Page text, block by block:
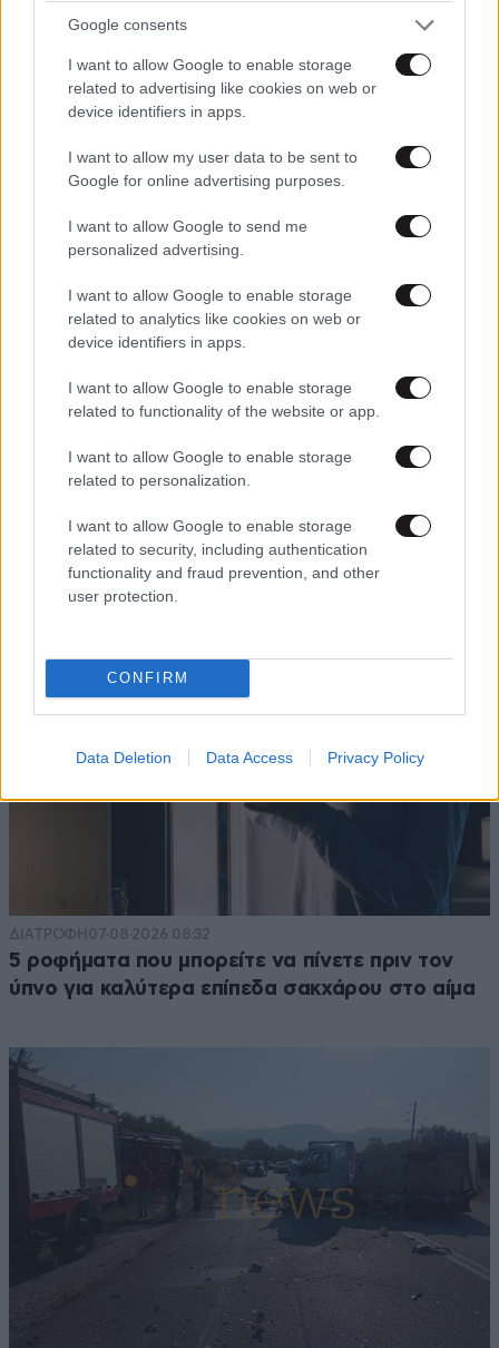
Google consents
I want to allow Google to enable storage
related to advertising like cookies on web or
device identifiers in apps.
I want to allow my user data to be sent to
Google for online advertising purposes.
I want to allow Google to send me
personalized advertising.
I want to allow Google to enable storage
related to analytics like cookies on web or
device identifiers in apps.
I want to allow Google to enable storage
related to functionality of the website or app.
I want to allow Google to enable storage
related to personalization.
I want to allow Google to enable storage
related to security, including authentication
functionality and fraud prevention, and other
user protection.
CONFIRM
Data Deletion Data Access Privacy Policy
ΔΙΑΤΡΟΦΗ 07·08·2026 08:32
5 ροφήματα που μπορείτε να πίνετε πριν τον
ύπνο για καλύτερα επίπεδα σακχάρου στο αίμα